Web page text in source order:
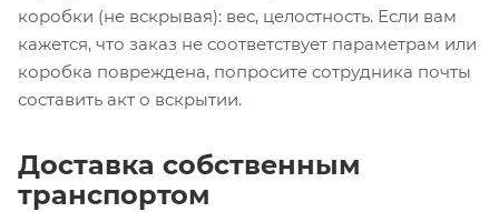
коробки (не вскрывая): вес, целостность. Если вам
кажется, что заказ не соответствует параметрам или
коробка повреждена, попросите сотрудника почты
составить акт о вскрытии.
Доставка собственным
транспортом